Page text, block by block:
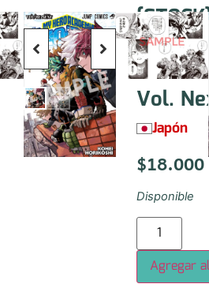
Boku
Hero
Vol.
Japón
$18.000
Disponible
Agregar